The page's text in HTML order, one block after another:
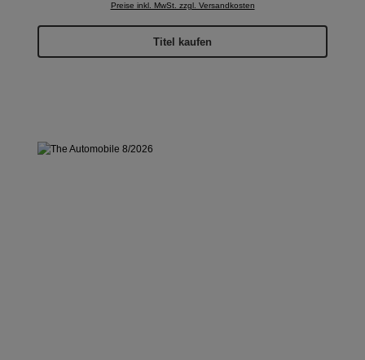
Preise inkl. MwSt. zzgl. Versandkosten
Titel kaufen